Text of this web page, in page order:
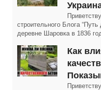
строительного Блога
деревне Шаровка в 1836
Как